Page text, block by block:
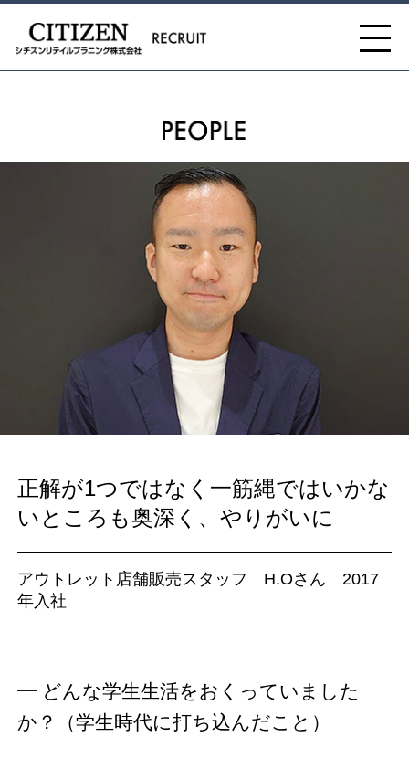
正解が1つではなく一筋縄ではいかな
いところも奥深く、やりがいに
アウトレット店舗販売スタッフ H.Oさん 2017
年入社
━ どんな学生生活をおくっていました
か？（学生時代に打ち込んだこと）